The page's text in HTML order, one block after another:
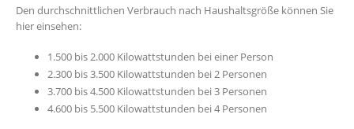
Den durchschnittlichen Verbrauch nach Haushaltsgröße können Sie
hier einsehen:
1.500 bis 2.000 Kilowattstunden bei einer Person
2.300 bis 3.500 Kilowattstunden bei 2 Personen
3.700 bis 4.500 Kilowattstunden bei 3 Personen
4.600 bis 5.500 Kilowattstunden bei 4 Personen